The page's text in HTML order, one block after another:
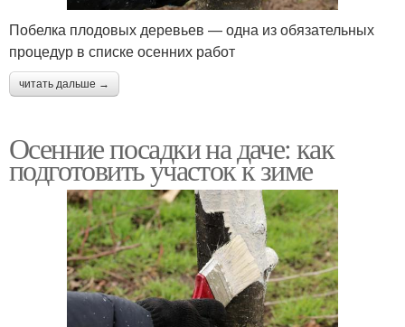
Побелка плодовых деревьев — одна из обязательных
процедур в списке осенних работ
читать дальше →
Осенние посадки на даче: как
подготовить участок к зиме